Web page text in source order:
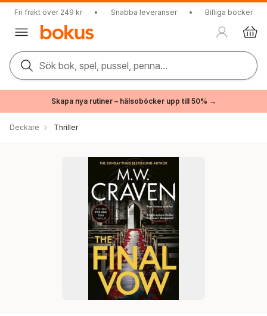
Fri frakt över 249 kr • Snabba leveranser • Billiga böcker
Sök bok, spel, pussel, penna...
Skapa nya rutiner – hälsoböcker upp till 50% →
Deckare Thriller